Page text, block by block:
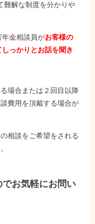
難解な制度を分かりや
金相談員がお客様の
っかりとお話を聞き
場合または２回目以降
費用を頂戴する場合が
相談をご希望をされる
でお気軽にお問い